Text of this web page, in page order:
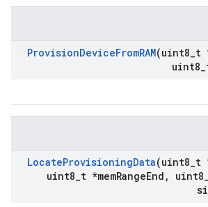
ProvisionDeviceFromRAM(uint8 t
uint8
LocateProvisioningData(uint8 t
uint8 t *memRangeEnd , uint8